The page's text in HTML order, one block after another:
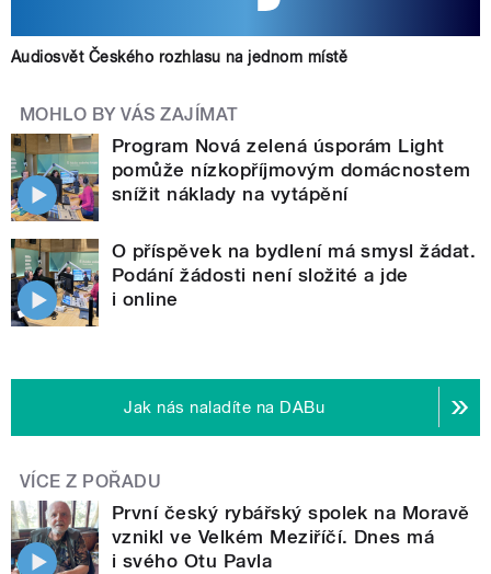
Audiosvět Českého rozhlasu na jednom místě
MOHLO BY VÁS ZAJÍMAT
Program Nová zelená úsporám Light
pomůže nízkopříjmovým domácnostem
snížit náklady na vytápění
O příspěvek na bydlení má smysl žádat.
Podání žádosti není složité a jde
i online
Jak nás naladíte na DABu
VÍCE Z POŘADU
První český rybářský spolek na Moravě
vznikl ve Velkém Meziříčí. Dnes má
i svého Otu Pavla